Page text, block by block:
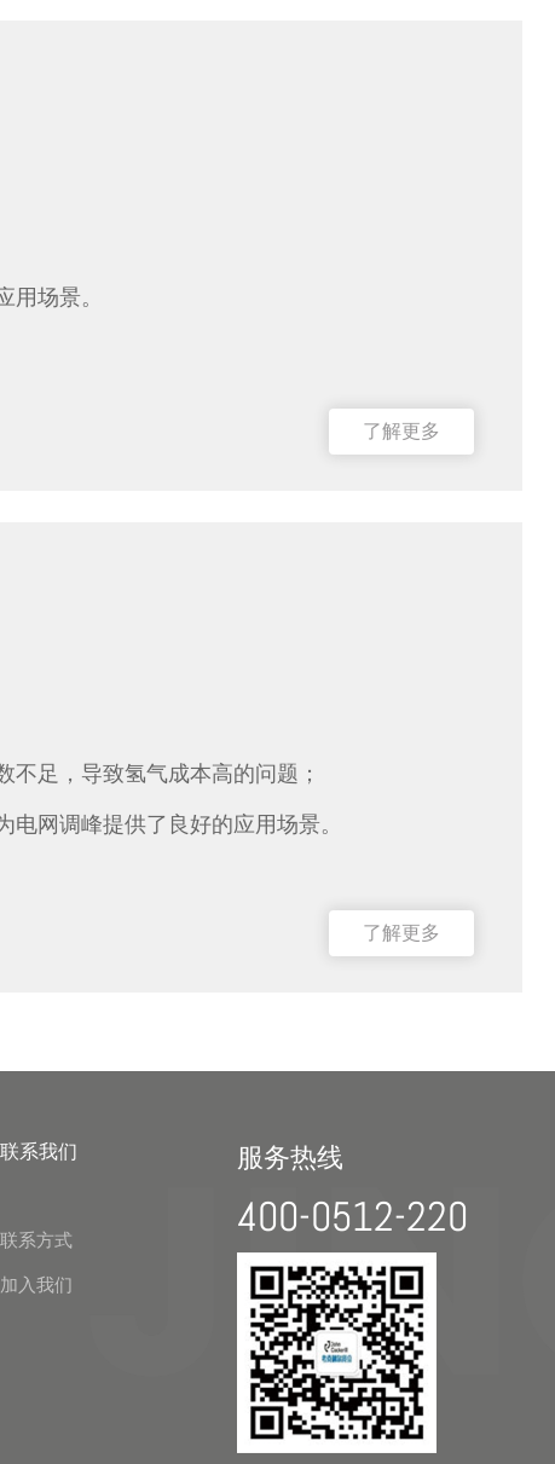
场景。
了解更多
足，导致氢气成本高的问题；
网调峰提供了良好的应用场景。
了解更多
联系我们
联系方式
加入我们
服务热线
400-0512-220